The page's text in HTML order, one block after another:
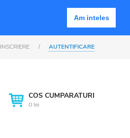
Am inteles
INSCRIERE / AUTENTIFICARE
COS CUMPARATURI
0 lei